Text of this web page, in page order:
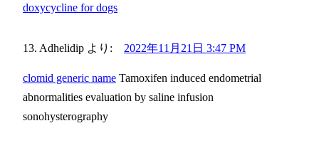
doxycycline for dogs
Adhelidip より: 2022年11月21日 3:47 PM
clomid generic name Tamoxifen induced endometrial
abnormalities evaluation by saline infusion
sonohysterography